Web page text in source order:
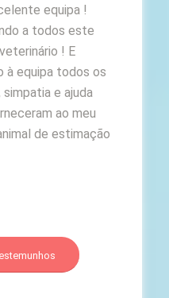
equipa !
a todos este
! E
à equipa todos os
e ajuda
ao meu
de estimação